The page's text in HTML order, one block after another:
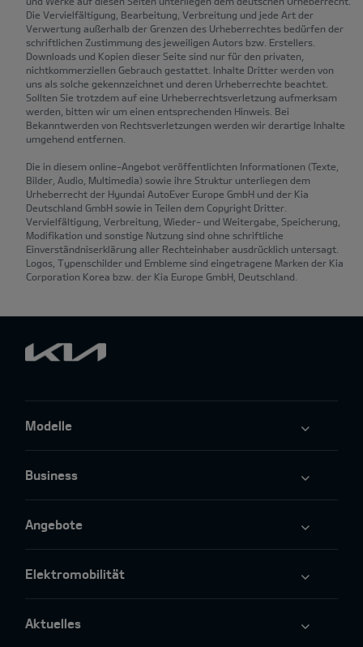
Die Vervielfältigung, Bearbeitung, Verbreitung und jede Art der
Verwertung außerhalb der Grenzen des Urheberrechtes bedürfen der
schriftlichen Zustimmung des jeweiligen Autors bzw. Erstellers.
Downloads und Kopien dieser Seite sind nur für den privaten,
nichtkommerziellen Gebrauch gestattet. Inhalte Dritter werden von
uns als solche gekennzeichnet und deren Urheberrechte beachtet.
Sollten Sie trotzdem auf eine Urheberrechtsverletzung aufmerksam
werden, bitten wir um einen entsprechenden Hinweis. Bei
Bekanntwerden von Rechtsverletzungen werden wir derartige Inhalte
umgehend entfernen.
Die in diesem online-Angebot veröffentlichten Informationen (Texte,
Bilder, Audio, Multimedia) sowie ihre Struktur unterliegen dem
Urheberrecht der Hyundai AutoEver Europe GmbH und der Kia
Deutschland GmbH sowie in Teilen dem Copyright Dritter.
Vervielfältigung, Verbreitung, Wieder- und Weitergabe, Speicherung,
Modifikation und sonstige Nutzung sind ohne schriftliche
Einverständniserklärung aller Rechteinhaber ausdrücklich untersagt.
Logos, Typenschilder und Embleme sind eingetragene Marken der Kia
Corporation Korea bzw. der Kia Europe GmbH, Deutschland.
Modelle
Business
Angebote
Elektromobilität
Aktuelles